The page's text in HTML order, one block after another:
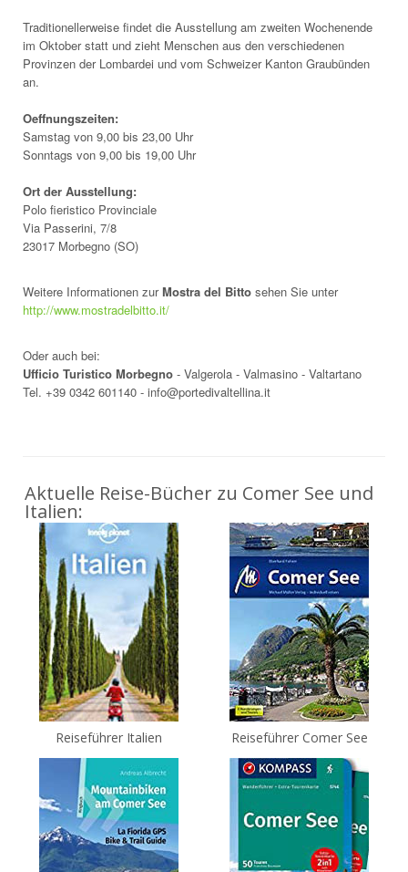
Traditionellerweise findet die Ausstellung am zweiten Wochenende
im Oktober statt und zieht Menschen aus den verschiedenen
Provinzen der Lombardei und vom Schweizer Kanton Graubünden
an.
Oeffnungszeiten:
Samstag von 9,00 bis 23,00 Uhr
Sonntags von 9,00 bis 19,00 Uhr
Ort der Ausstellung:
Polo fieristico Provinciale
Via Passerini, 7/8
23017 Morbegno (SO)
Weitere Informationen zurMostra del Bitto sehen Sie unter
http://www.mostradelbitto.it/
Oder auch bei:
Ufficio Turistico Morbegno - Valgerola - Valmasino - Valtartano
Tel. +39 0342 601140 - info@portedivaltellina.it
Aktuelle Reise-Bücher zu Comer See und
Italien:
Reiseführer Italien Reiseführer Comer See